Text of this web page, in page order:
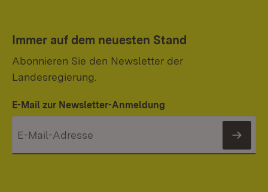
Immer auf dem neuesten Stand
Abonnieren Sie den Newsletter der
Landesregierung.
E-Mail zur Newsletter-Anmeldung